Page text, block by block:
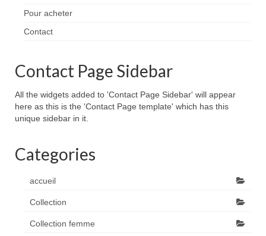
Pour acheter
Contact
Contact Page Sidebar
All the widgets added to 'Contact Page Sidebar' will appear
here as this is the 'Contact Page template' which has this
unique sidebar in it.
Categories
accueil
Collection
Collection femme